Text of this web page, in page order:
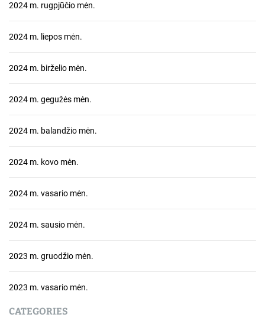
2024 m. rugpjūčio mėn.
2024 m. liepos mėn.
2024 m. birželio mėn.
2024 m. gegužės mėn.
2024 m. balandžio mėn.
2024 m. kovo mėn.
2024 m. vasario mėn.
2024 m. sausio mėn.
2023 m. gruodžio mėn.
2023 m. vasario mėn.
CATEGORIES